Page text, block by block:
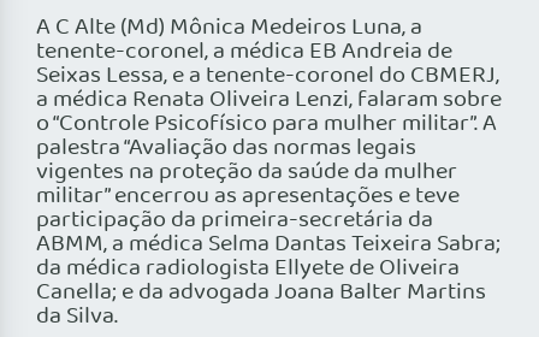
A C Alte (Md) Mônica Medeiros Luna, a
tenente-coronel, a médica EB Andreia de
Seixas Lessa, e a tenente-coronel do CBMERJ,
a médica Renata Oliveira Lenzi, falaram sobre
o “Controle Psicofísico para mulher militar”. A
palestra “Avaliação das normas legais
vigentes na proteção da saúde da mulher
militar” encerrou as apresentações e teve
participação da primeira-secretária da
ABMM, a médica Selma Dantas Teixeira Sabra;
da médica radiologista Ellyete de Oliveira
Canella; e da advogada Joana Balter Martins
da Silva.